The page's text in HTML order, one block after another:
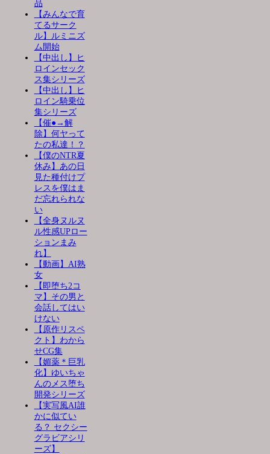
品
【みんなで育
てるサーク
ル】ルミニズ
ム開始
【中出し】ヒ
ロインセック
ス集シリーズ
【中出し】ヒ
ロイン騎乗位
集シリーズ
【催●→解
除】何ヤって
たの私達！？
【僕のNTR夏
休み】あの日
見た種付けプ
レスを僕はま
だ忘れられな
い
【全身ヌルヌ
ル性感UPロー
ションまみ
れ】
【動画】AI熟
女
【即堕ち2コ
マ】その男と
会話してはい
けない
【原作リスペ
クト】わから
せCG集
【媚薬＊巨乳
化】ゆいちゃ
んのメス堕ち
開発シリーズ
【実写風AI誰
かに似てい
る？ セクシー
グラビアシリ
ーズ】